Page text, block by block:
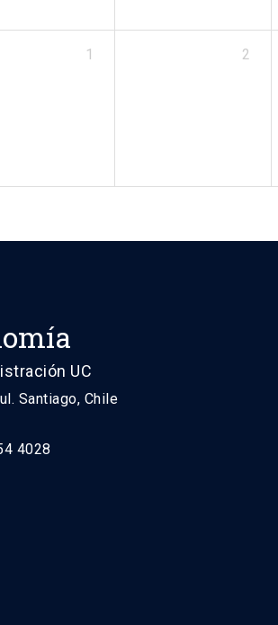
1 2
UC
Santiago, Chile
4028